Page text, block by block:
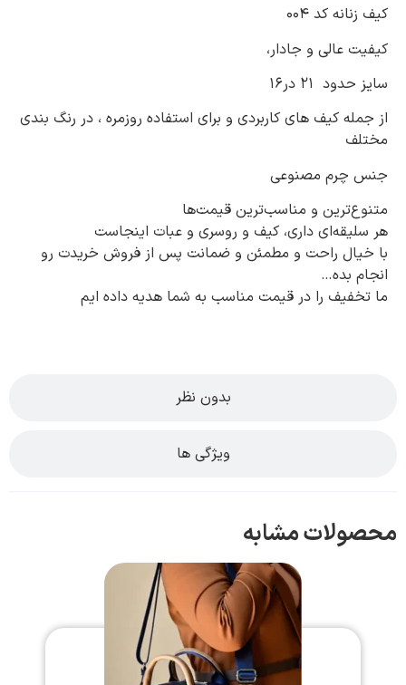
بدون نظر
ویژگی ها
کیف زنانه کد ۰۰۴
کیفیت عالی و جادار،
سایز حدود ۲۱ در۱۶
از جمله کیف های کاربردی و برای استفاده روزمره ، در رنگ بندی
مختلف
جنس چرم مصنوعی
متنوع‌ترین و مناسب‌ترین قیمت‌ها
هر سلیقه‌ای داری، کیف و روسری و عبات اینجاست
با خیال راحت و مطمئن و ضمانت پس از فروش خریدت رو
انجام بده…
ما تخفیف را در قیمت مناسب به شما هدیه داده ایم
محصولات مشابه